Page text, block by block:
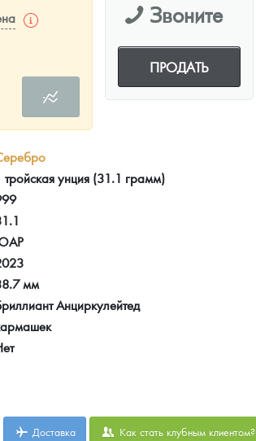
Звоните
ПРОДАТЬ
тройская унция (31.1 грамм)
мм
Анциркулейтед
Доставка Как стать клубным клиентом?